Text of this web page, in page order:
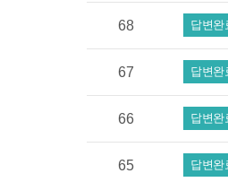
68 답변완
67 답변완
66 답변완
65 답변완